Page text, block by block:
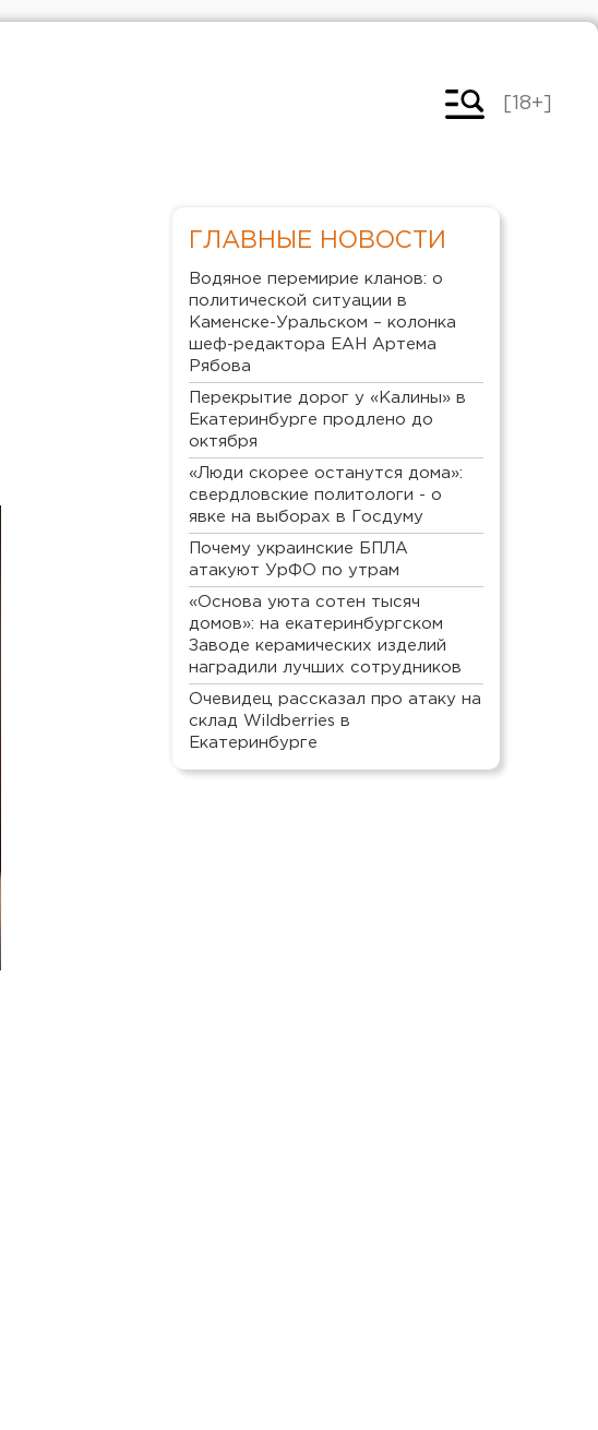
[18+]
ГЛАВНЫЕ НОВОСТИ
Водяное перемирие кланов: о
политической ситуации в
Каменске-Уральском – колонка
шеф-редактора ЕАН Артема
Рябова
Перекрытие дорог у «Калины» в
Екатеринбурге продлено до
октября
«Люди скорее останутся дома»:
свердловские политологи - о
явке на выборах в Госдуму
Почему украинские БПЛА
атакуют УрФО по утрам
«Основа уюта сотен тысяч
домов»: на екатеринбургском
Заводе керамических изделий
наградили лучших сотрудников
Очевидец рассказал про атаку на
склад Wildberries в
Екатеринбурге